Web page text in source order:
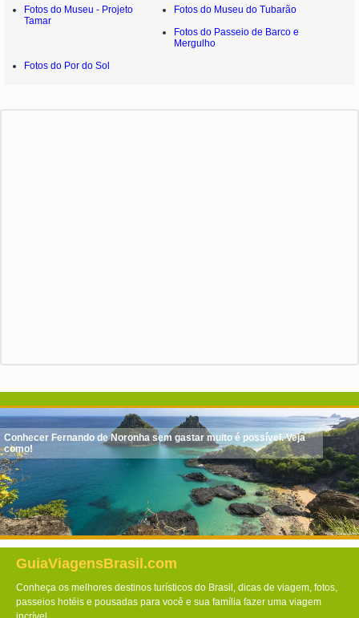
Fotos do Museu - Projeto
Tamar
Fotos do Museu do Tubarão
Fotos do Passeio de Barco e
Mergulho
Fotos do Por do Sol
Conhecer Fernando de Noronha sem gastar muito é possível. Veja
como!
GuiaViagensBrasil.com
Conheça os melhores destinos turísticos do Brasil, dicas de viagem, fotos,
passeios hotéis e pousadas para você e sua família fazer uma viagem